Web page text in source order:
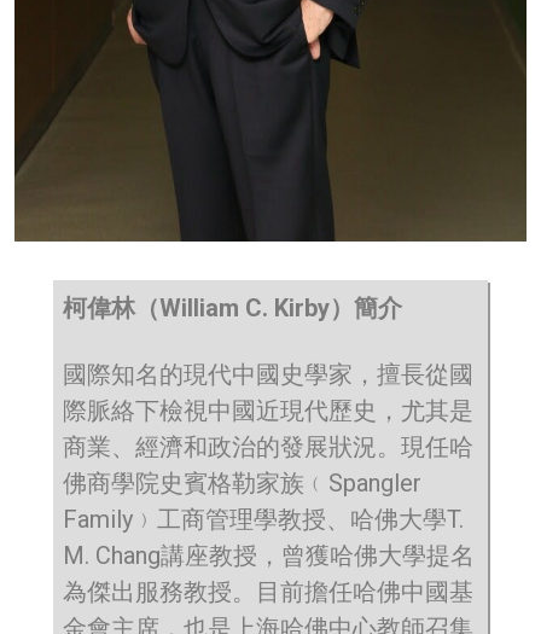
柯偉林（William C. Kirby）簡介
國際知名的現代中國史學家，擅長從國
際脈絡下檢視中國近現代歷史，尤其是
商業、經濟和政治的發展狀況。現任哈
佛商學院史賓格勒家族﹙Spangler
Family﹚工商管理學教授、哈佛大學T.
M. Chang講座教授，曾獲哈佛大學提名
為傑出服務教授。目前擔任哈佛中國基
金會主席，也是上海哈佛中心教師召集